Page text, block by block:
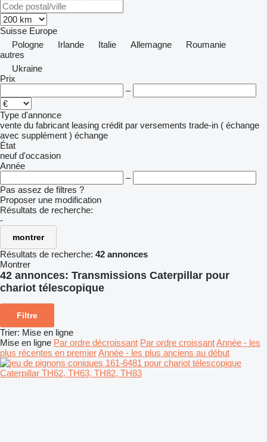
Suisse Europe
Pologne
Irlande Italie Allemagne
Roumanie
autres
Ukraine
Prix
–
Type d'annonce
vente du fabricant leasing crédit par versements trade-in ( échange
avec supplément ) échange
État
neuf d'occasion
Année
–
Pas assez de filtres ?
Proposer une modification
Résultats de recherche:
-
montrer
Résultats de recherche: 42 annonces
Montrer
42 annonces: Transmissions Caterpillar pour
chariot télescopique
Filtre
Trier: Mise en ligne
Mise en ligne Par ordre décroissant Par ordre croissantAnnée - les
plus récentes en premierAnnée - les plus anciens au début